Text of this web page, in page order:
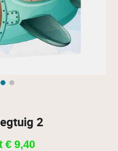
2
€ 9,40